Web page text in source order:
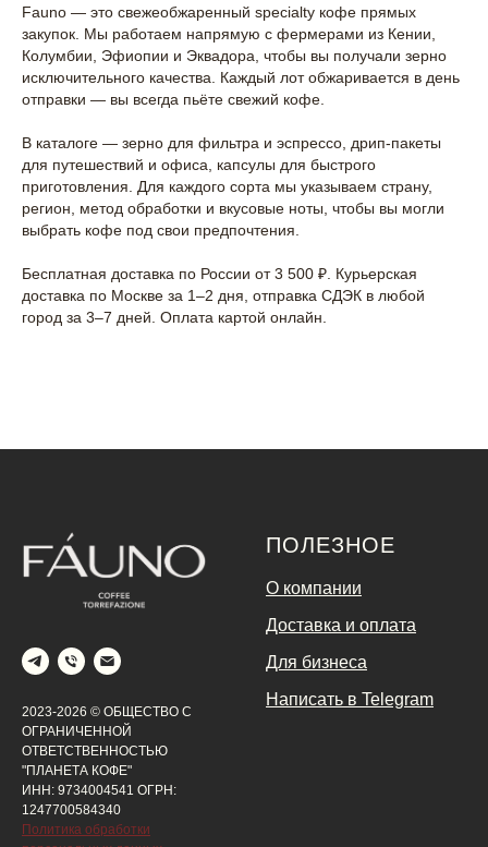
Fauno — это свежеобжаренный specialty кофе прямых
закупок. Мы работаем напрямую с фермерами из Кении,
Колумбии, Эфиопии и Эквадора, чтобы вы получали зерно
исключительного качества. Каждый лот обжаривается в день
отправки — вы всегда пьёте свежий кофе.
В каталоге — зерно для фильтра и эспрессо, дрип-пакеты
для путешествий и офиса, капсулы для быстрого
приготовления. Для каждого сорта мы указываем страну,
регион, метод обработки и вкусовые ноты, чтобы вы могли
выбрать кофе под свои предпочтения.
Бесплатная доставка по России от 3 500 ₽. Курьерская
доставка по Москве за 1–2 дня, отправка СДЭК в любой
город за 3–7 дней. Оплата картой онлайн.
2023-2026 © ОБЩЕСТВО С
ОГРАНИЧЕННОЙ
ОТВЕТСТВЕННОСТЬЮ
"ПЛАНЕТА КОФЕ"
ИНН: 9734004541 ОГРН:
1247700584340
Политика обработки
ПОЛЕЗНОЕ
О компании
Доставка и оплата
Для бизнеса
Написать в Telegram